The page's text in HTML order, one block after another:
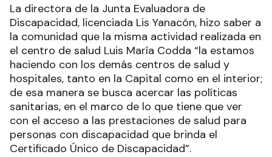
La directora de la Junta Evaluadora de
Discapacidad, licenciada Lis Yanacón, hizo saber a
la comunidad que la misma actividad realizada en
el centro de salud Luis María Codda “la estamos
haciendo con los demás centros de salud y
hospitales, tanto en la Capital como en el interior;
de esa manera se busca acercar las políticas
sanitarias, en el marco de lo que tiene que ver
con el acceso a las prestaciones de salud para
personas con discapacidad que brinda el
Certificado Único de Discapacidad”.